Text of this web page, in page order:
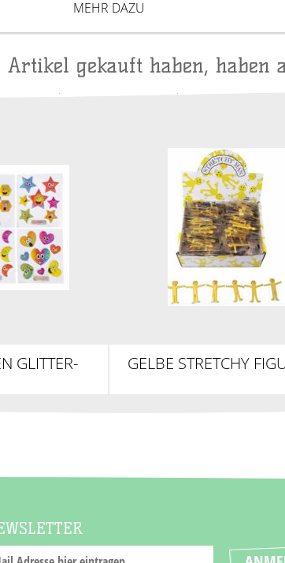
Hergestellt in China.
Artikel gekauft haben, haben
GLITTER-
GELBE STRETCHY
MEHR DAZU